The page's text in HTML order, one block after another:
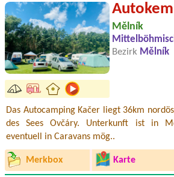
Mělník
Bezirk Mělník
Das Autocamping Kačer liegt 36km
des Sees Ovčáry. Unterkunft ist in
eventuell in Caravans mög..
Merkbox Karte